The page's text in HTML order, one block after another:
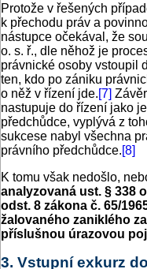
Protože v řešených
k přechodu práv a
nástupce očekával, že
o. s. ř., dle něhož je
právnické osoby vstoupil
ten, kdo po zániku
o něž v řízení jde.[7]
nastupuje do řízení jako
předchůdce, vyplývá z
sukcese nabyl všechna
právního předchůdce.[8]
K tomu však nedošlo,
analyzovaná ust. § 338
odst. 8 zákona č. 65/
žalovaného zaniklého
příslušnou úrazovou
3. Vstupní exkurz